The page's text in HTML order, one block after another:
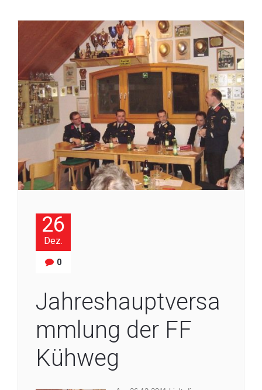
26
Dez.
0
Jahreshauptversa
mmlung der FF
Kühweg